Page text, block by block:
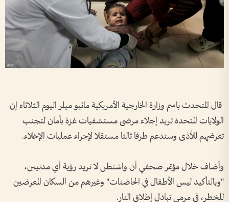
قال المتحدث باسم وزارة الخارجية الأمريكية ماثيو ميلر اليوم الثلاثاء إن
الولايات المتحدة تريد إجلاء مرضى مستشفيات غزة بأمان لتجنب
تعرضهم للأذى وستدعم طرفا ثالثا مستقلا لإجراء عمليات الإخلاء.
وأضاف خلال مؤتمر صحفي أن واشنطن لا تريد رؤية أي مدنيين،
"وبالتأكيد ليس الأطفال في الحاضنات" وغيرهم من السكان المعرضين
للخطر، في مرمى تبادل إطلاق النار.